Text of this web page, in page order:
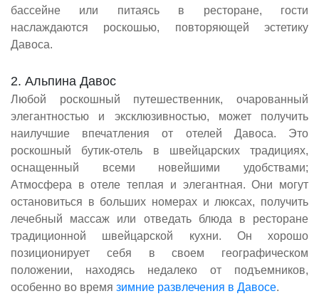
бассейне или питаясь в ресторане, гости
наслаждаются роскошью, повторяющей эстетику
Давоса.
2. Альпина Давос
Любой роскошный путешественник, очарованный
элегантностью и эксклюзивностью, может получить
наилучшие впечатления от отелей Давоса. Это
роскошный бутик-отель в швейцарских традициях,
оснащенный всеми новейшими удобствами;
Атмосфера в отеле теплая и элегантная. Они могут
остановиться в больших номерах и люксах, получить
лечебный массаж или отведать блюда в ресторане
традиционной швейцарской кухни. Он хорошо
позиционирует себя в своем географическом
положении, находясь недалеко от подъемников,
особенно во время зимние развлечения в Давосе.